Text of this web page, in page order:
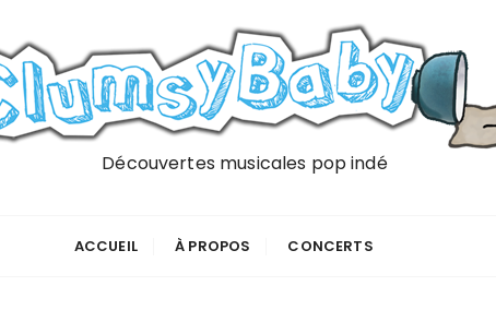
Découvertes musicales pop indé
ACCUEIL À PROPOS CONCERTS